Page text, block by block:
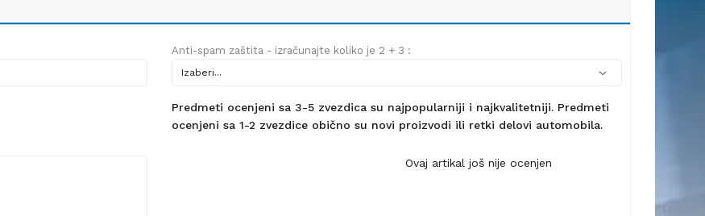
Anti-spam zaštita - izračunajte koliko je 2 + 3 :
Predmeti ocenjeni sa 3-5 zvezdica su najpopularniji i najkvalitetniji. Predmeti
ocenjeni sa 1-2 zvezdice obično su novi proizvodi ili retki delovi automobila.
Ovaj artikal još nije ocenjen